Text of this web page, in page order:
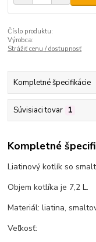
Číslo produktu:
Výrobca:
Strážiť cenu / dostupnosť
Kompletné špecifikácie
Súvisiaci tovar 1
Kompletné
Liatinový kotlík so
Objem kotlíka je 7,2 L.
Materiál: liatina,
Veľkosť: